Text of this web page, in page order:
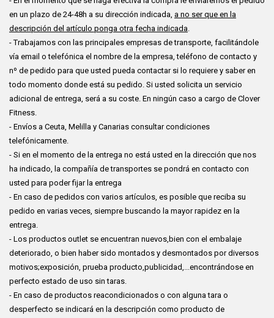
en un plazo de 24-48h a su dirección indicada, a no ser que en la
descripción del artículo ponga otra fecha indicada.
-Trabajamos con las principales empresas de transporte, facilitándole
vía email o telefónica el nombre de la empresa, teléfono de contacto y
nº de pedido para que usted pueda contactar si lo requiere y saber en
todo momento donde está su pedido. Si usted solicita un servicio
adicional de entrega, será a su coste. En ningún caso a cargo de Clover
Fitness.
- Envíos a Ceuta, Melilla y Canarias consultar condiciones
telefónicamente.
- Si en el momento de la entrega no está usted en la dirección que nos
ha indicado, la compañía de transportes se pondrá en contacto con
usted para poder fijar la entrega
- En caso de pedidos con varios artículos, es posible que reciba su
pedido en varias veces, siempre buscando la mayor rapidez en la
entrega.
- Los productos outlet se encuentran nuevos,bien con el embalaje
deteriorado, o bien haber sido montados y desmontados por diversos
motivos;exposición, prueba producto,publicidad,...encontrándose en
perfecto estado de uso sin taras.
- En caso de productos reacondicionados o con alguna tara o
desperfecto se indicará en la descripción como producto de